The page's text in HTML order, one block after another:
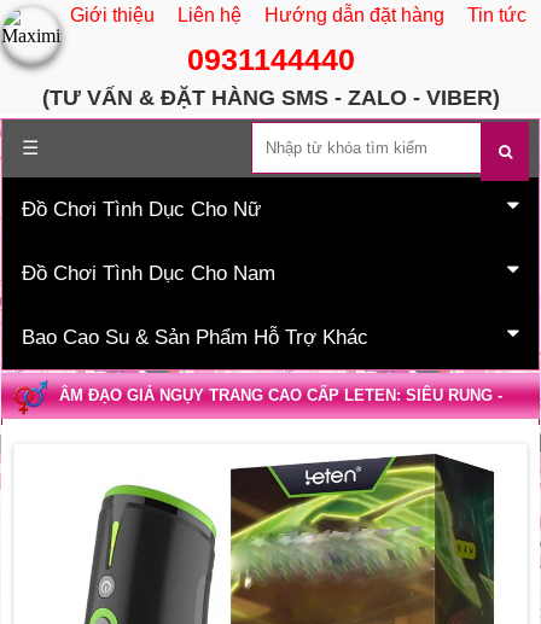
Giới thiệu Liên hệ Hướng dẫn đặt hàng Tin tức
0931144440
(TƯ VẤN & ĐẶT HÀNG SMS - ZALO - VIBER)
☰
Trang chủ
Đồ Chơi Tình Dục Cho Nữ
Đồ Chơi Tình Dục Cho Nam
Bao Cao Su & Sản Phẩm Hỗ Trợ Khác
ÂM ĐẠO GIẢ NGỤY TRANG CAO CẤP LETEN: SIÊU RUNG -